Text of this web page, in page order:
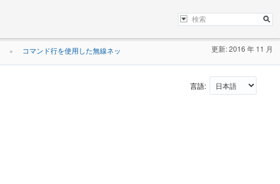
» コマンド行を使用した無線ネッ 更新: 2016 年 11 月
言語: